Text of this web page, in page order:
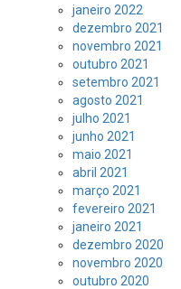
janeiro 2022
dezembro 2021
novembro 2021
outubro 2021
setembro 2021
agosto 2021
julho 2021
junho 2021
maio 2021
abril 2021
março 2021
fevereiro 2021
janeiro 2021
dezembro 2020
novembro 2020
outubro 2020